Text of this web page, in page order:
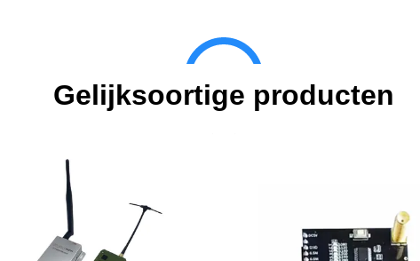
Gelijksoortige producten